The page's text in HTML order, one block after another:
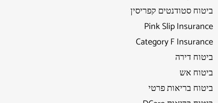
ביטוח סטודנטים קפריסין
Pink Slip Insurance
Category F Insurance
ביטוח דירה
ביטוח אש
ביטוח בריאות פרטי